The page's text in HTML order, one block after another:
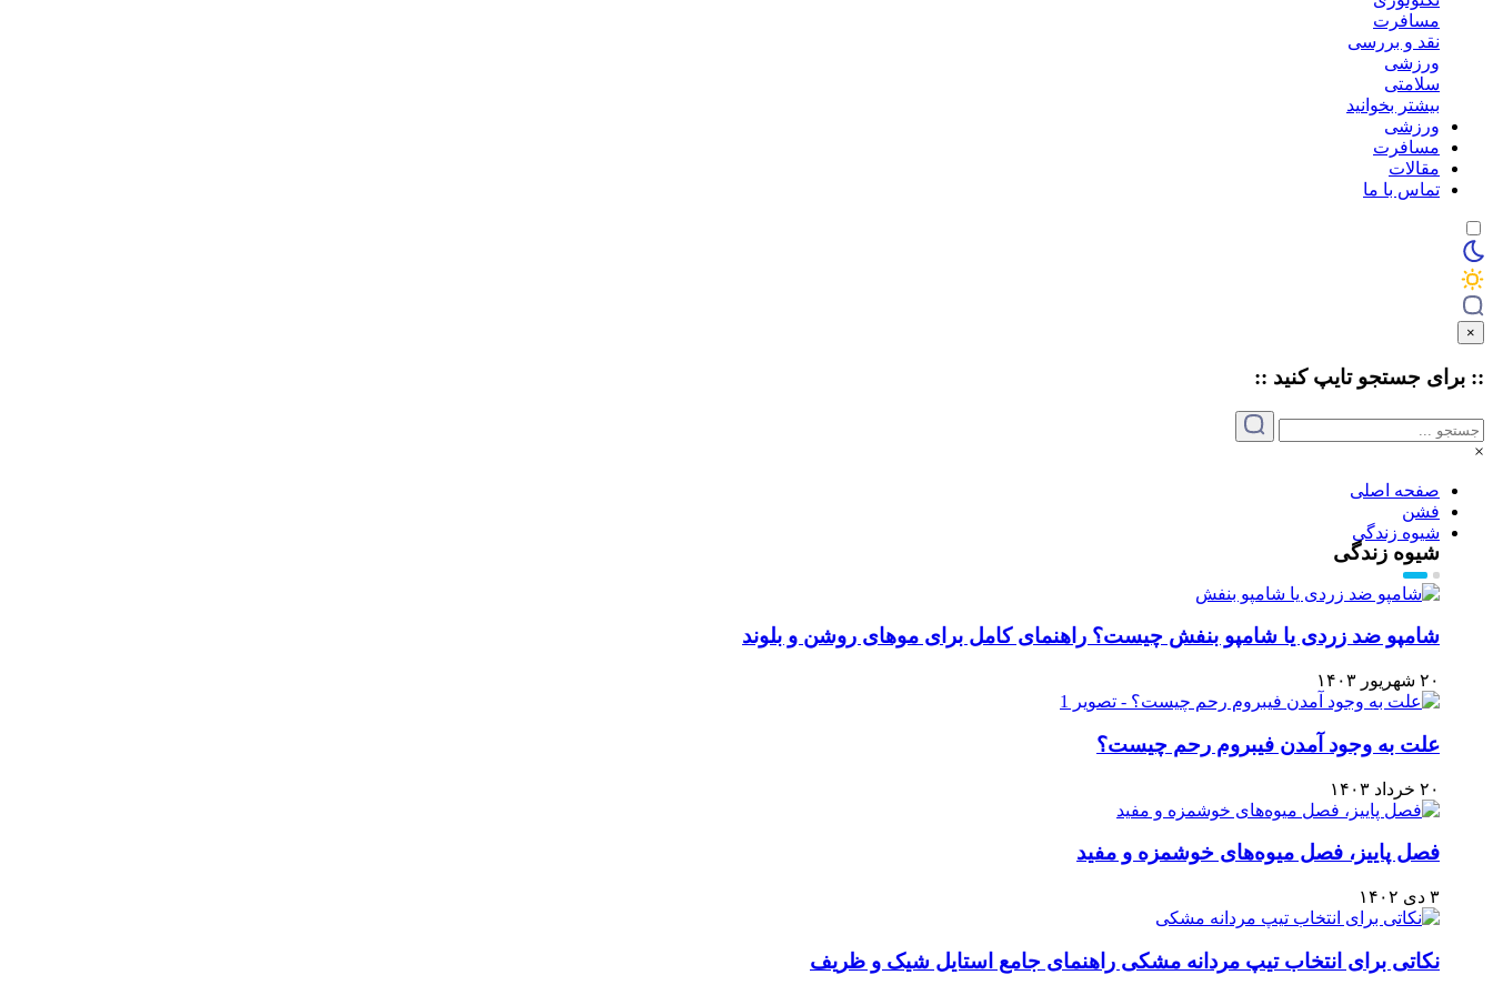
مسافرت
نقد و بررسی
ورزشی
سلامتی
بیشتر بخوانید
ورزشی
مسافرت
مقالات
تماس با ما
×
:: برای جستجو تایپکنید ::
×
صفحه اصلی
فشن
شیوه زندگی
شیوه زندگی
شامپو ضد زردی یا شامپو بنفش چیست؟ راهنمای کامل برای موهای روشن و بلوند
۲۰ شهریور ۱۴۰۳
علت به وجود آمدن فیبروم رحم چیست؟
۲۰ خرداد ۱۴۰۳
فصل پاییز، فصل میوه‌های خوشمزه و مفید
۳ دی ۱۴۰۲
نکاتی برای انتخاب تیپ مردانه مشکی راهنمای جامع استایل شیک و ظریف